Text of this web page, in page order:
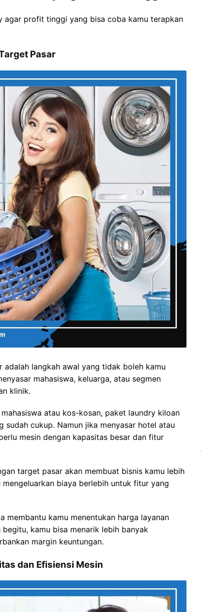
agar profit tinggi yang bisa coba kamu terapkan
Pasar
adalah langkah awal yang tidak boleh kamu
mahasiswa, keluarga, atau segmen
klinik.
atau kos-kosan, paket laundry kiloan
sudah cukup. Namun jika menyasar hotel atau
mesin dengan kapasitas besar dan fitur
target pasar akan membuat bisnis kamu lebih
biaya berlebih untuk fitur yang
membantu kamu menentukan harga layanan
kamu bisa menarik lebih banyak
margin keuntungan.
dan Efisiensi Mesin